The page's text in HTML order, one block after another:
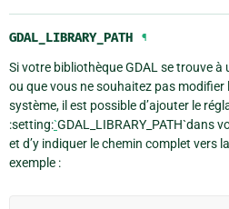
GDAL_LIBRARY_PATH ¶
Si votre bibliothèque GDAL se trouve
ou que vous ne souhaitez pas
système, il est possible d’ajouter le
:setting:`GDAL_LIBRARY_PATH`dans
et d’y indiquer le chemin complet vers
exemple :